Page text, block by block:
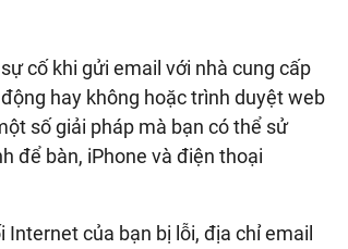
cố khi gửi email với nhà cung cấp
hay không hoặc trình duyệt web
số giải pháp mà bạn có thể sử
để bàn, iPhone và điện thoại
của bạn bị lỗi, địa chỉ email